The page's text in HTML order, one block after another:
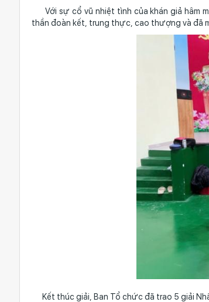
Với sự cổ vũ nhiệt tình của khán giả hâm
thần đoàn kết, trung thực, cao thượng và đã
Kết thúc giải, Ban Tổ chức đã trao 5 giải